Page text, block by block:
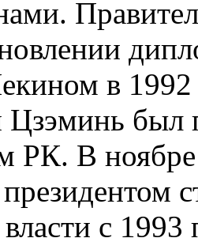
в 1992
был
РК. В ноябре
с